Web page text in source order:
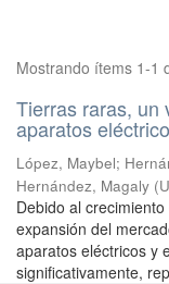
Mostrando ítems 1-1
Tierras raras, un
aparatos
López, Maybel;
Hernández, Magaly (
Debido al
expansión del
aparatos eléctricos y
significativamente,